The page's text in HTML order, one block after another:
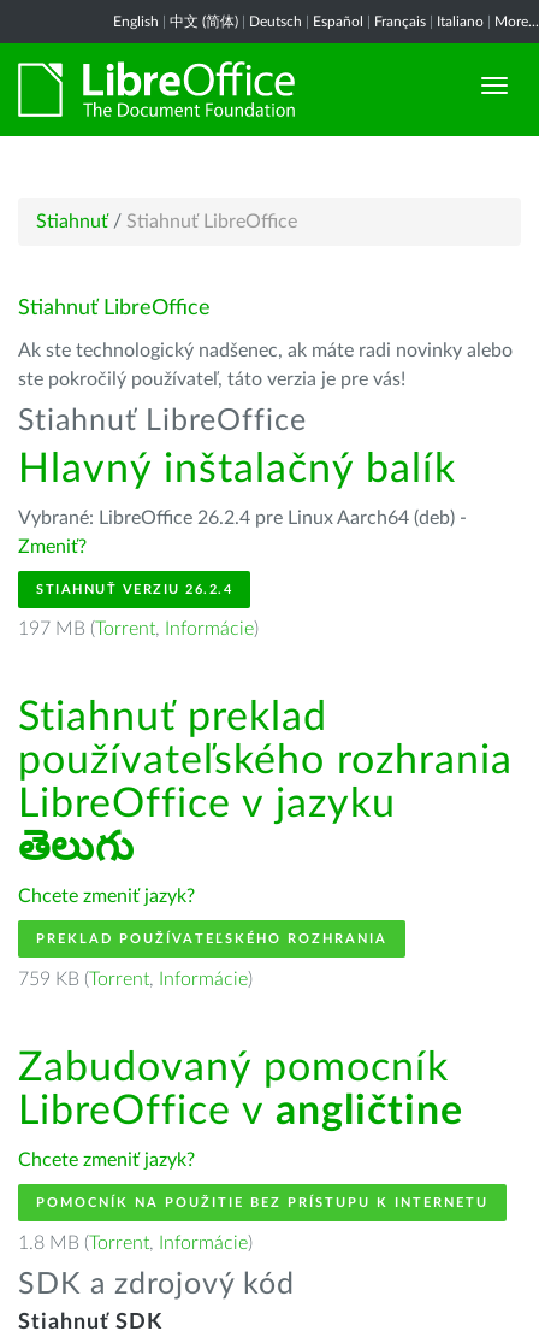
English 中文 (简体) Deutsch Español Français Italiano More...
Stiahnuť / Stiahnuť LibreOffice
Stiahnuť LibreOffice
Ak ste technologický nadšenec, ak máte radi novinky alebo
ste pokročilý používateľ, táto verzia je pre vás!
Stiahnuť LibreOffice
Hlavný inštalačný balík
Vybrané: LibreOffice 26.2.4 pre Linux Aarch64 (deb) -
Zmeniť?
STIAHNUŤ VERZIU 26.2.4
197 MB (Torrent, Informácie)
Stiahnuť preklad
používateľského rozhrania
LibreOffice v jazyku
తెలుగు
Chcete zmeniť jazyk?
PREKLAD POUŽÍVATEĽSKÉHO ROZHRANIA
759 KB (Torrent, Informácie)
Zabudovaný pomocník
LibreOffice v angličtine
Chcete zmeniť jazyk?
POMOCNÍK NA POUŽITIE BEZ PRÍSTUPU K INTERNETU
1.8 MB (Torrent, Informácie)
SDK a zdrojový kód
Stiahnuť SDK